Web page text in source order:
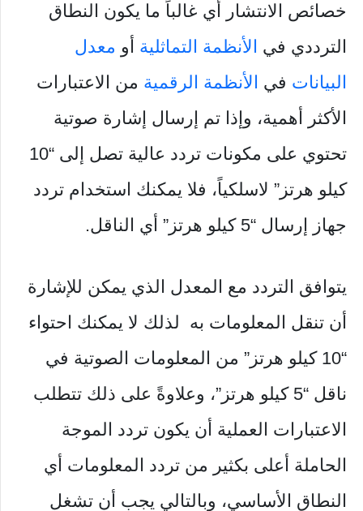
خصائص الانتشار أي غالباً ما يكون النطاق
الترددي في الأنظمة التماثلية أو معدل
البيانات في الأنظمة الرقمية من الاعتبارات
الأكثر أهمية، وإذا تم إرسال إشارة صوتية
تحتوي على مكونات تردد عالية تصل إلى “10
كيلو هرتز” لاسلكياً، فلا يمكنك استخدام تردد
جهاز إرسال “5 كيلو هرتز” أي الناقل.
يتوافق التردد مع المعدل الذي يمكن للإشارة
أن تنقل المعلومات به لذلك لا يمكنك احتواء
“10 كيلو هرتز” من المعلومات الصوتية في
ناقل “5 كيلو هرتز”، وعلاوةً على ذلك تتطلب
الاعتبارات العملية أن يكون تردد الموجة
الحاملة أعلى بكثير من تردد المعلومات أي
النطاق الأساسي، وبالتالي يجب أن تشغل